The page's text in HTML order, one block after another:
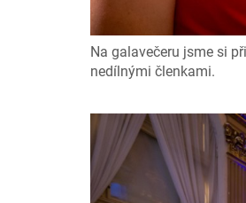
Na galavečeru jsme si
nedílnými členkami.